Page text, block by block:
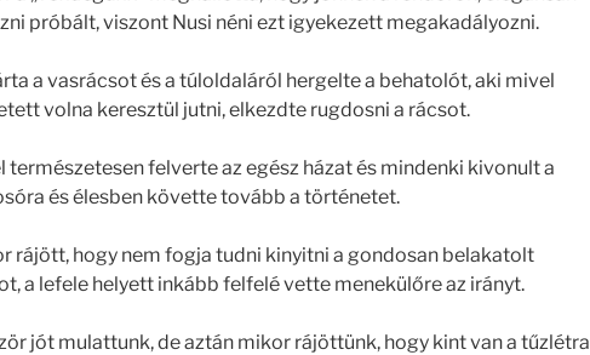
próbált, viszont Nusi néni ezt igyekezett megakadályozni.
a vasrácsot és a túloldaláról hergelte a behatolót, aki mivel
volna keresztül jutni, elkezdte rugdosni a rácsot.
természetesen felverte az egész házat és mindenki kivonult a
és élesben követte tovább a történetet.
rájött, hogy nem fogja tudni kinyitni a gondosan belakatolt
a lefele helyett inkább felfelé vette menekülőre az irányt.
jót mulattunk, de aztán mikor rájöttünk, hogy kint van a tűzlétra